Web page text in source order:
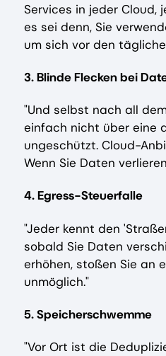
Services in jeder Cloud,
es sei denn, Sie
um sich vor den
3. Blinde Flecken bei
"Und selbst nach all
einfach nicht über eine
ungeschützt. Cloud-
Wenn Sie Daten
4. Egress-Steuerfalle
"Jeder kennt den
sobald Sie Daten
erhöhen, stoßen Sie an
unmöglich."
5. Speicherschwemme
"Vor Ort ist die